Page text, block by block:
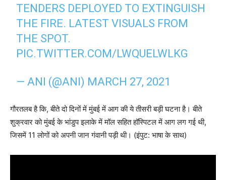
TENDERS DEPLOYED TO EXTINGUISH
THE FIRE. LATEST VISUALS FROM
THE SPOT.
PIC.TWITTER.COM/LWQUELWLKG
— ANI (@ANI) MARCH 27, 2021
गौरतलब है कि, बीते दो दिनों में मुंबई में आग की ये तीसरी बड़ी घटना है। बीते
शुक्रवार को मुंबई के भांडुप इलाके में मॉल सहित हॉस्पिटल में आग लग गई थी,
जिसमें 11 लोगों को अपनी जान गंवानी पड़ी थी। (इंपुट: भाषा के साथ)